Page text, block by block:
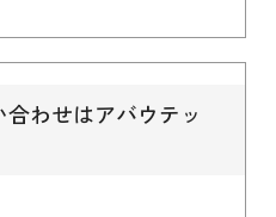
わせはアバウテッ